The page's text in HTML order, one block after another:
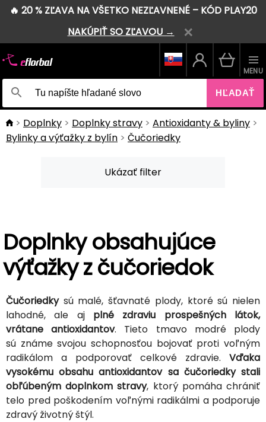
🔥 20 % ZĽAVA NA VŠETKO NEZĽAVNENÉ – KÓD PLAY20
NAKÚPIŤ SO ZĽAVOU →
HĽADAŤ
MENU
Doplnky Doplnky stravy
Antioxidanty & byliny
Bylinky a výťažky z bylín
Čučoriedky
Ukázať filter
Doplnky obsahujúce
výťažky z čučoriedok
Čučoriedkysú malé, šťavnaté plody, ktoré sú nielen
lahodné, ale aj plné zdraviu prospešných látok,
vrátane antioxidantov. Tieto tmavo modré plody
sú známe svojou schopnosťou bojovať proti voľným
radikálom a podporovať celkové zdravie. Vďaka
vysokému obsahu antioxidantov sa čučoriedky stali
obľúbeným doplnkom stravy, ktorý pomáha chrániť
telo pred poškodením voľnými radikálmi a podporuje
zdravý životný štýl.